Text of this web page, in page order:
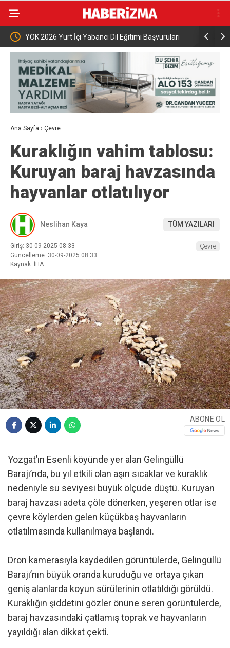
Dil Eğitimi Başvuruları CHP Genel Başkan Yardımcısı Prof.
“CHP üyesi olmak inanç ister, emek
Ana Sayfa › Çevre
Kuraklığın vahim tablosu:
Kuruyan baraj havzasında
hayvanlar otlatılıyor
Neslihan Kaya TÜM YAZILARI
Giriş: 30-09-2025 08:33
Güncelleme: 30-09-2025 08:33
Kaynak: İHA
Çevre
ABONE OL
Yozgat’ın Esenli köyünde yer alan Gelingüllü
Barajı’nda, bu yıl etkili olan aşırı sıcaklar ve kuraklık
nedeniyle su seviyesi büyük ölçüde düştü. Kuruyan
baraj havzası adeta çöle dönerken, yeşeren otlar ise
çevre köylerden gelen küçükbaş hayvanların
otlatılmasında kullanılmaya başlandı.
Dron kamerasıyla kaydedilen görüntülerde, Gelingüllü
Barajı’nın büyük oranda kuruduğu ve ortaya çıkan
geniş alanlarda koyun sürülerinin otlatıldığı görüldü.
Kuraklığın şiddetini gözler önüne seren görüntülerde,
baraj havzasındaki çatlamış toprak ve hayvanların
yayıldığı alan dikkat çekti.